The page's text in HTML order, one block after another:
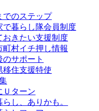
でのステップ
で暮らし隊会員制度
おきたい支援制度
町村イチ押し情報
のサポート
移住支援特使
Ｕターン
らし、ありかも。